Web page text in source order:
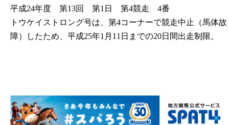
平成24年度 第13回 第1日 第4競走 4番
トウケイストロング号は、第4コーナーで競走中止（馬体故
障）したため、平成25年1月11日までの20日間出走制限。